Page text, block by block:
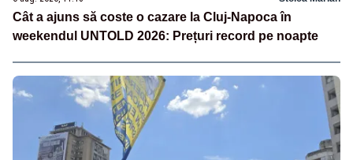
Cât a ajuns să coste o cazare la Cluj-Napoca în
weekendul UNTOLD 2026: Prețuri record pe noapte